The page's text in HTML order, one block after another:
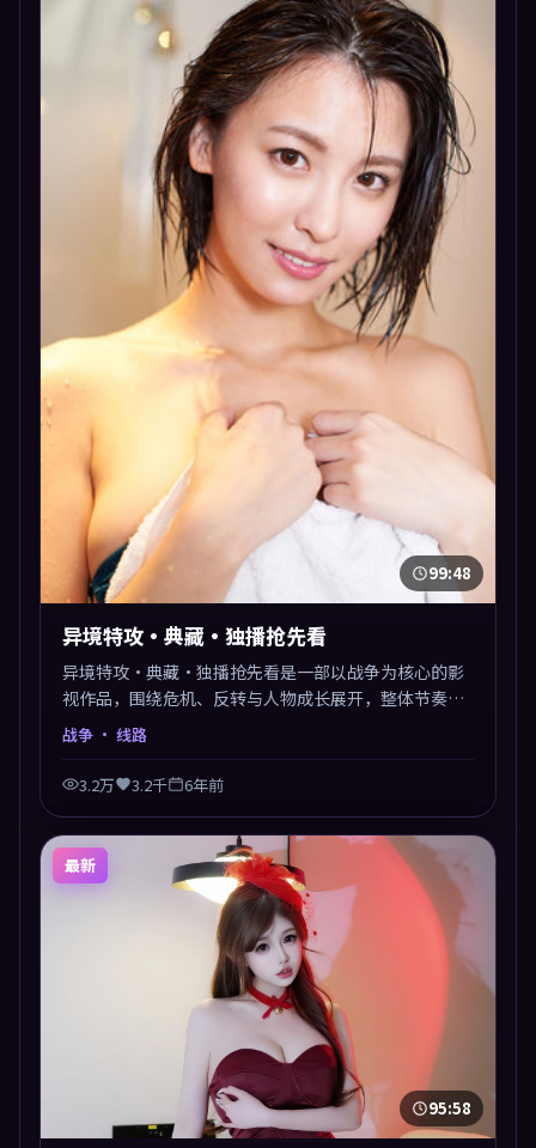
99:48
异境特攻·典藏·独播抢先看
异境特攻·典藏·独播抢先看是一部以战争为核心的影
视作品，围绕危机、反转与人物成长展开，整体节奏紧
凑，值得推荐观看。
战争 · 线路
3.2万 3.2千 6年前
最新
95:58